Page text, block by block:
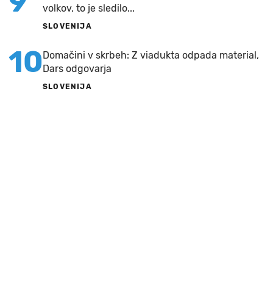
volkov, to je sledilo...
SLOVENIJA
10Domačini v skrbeh: Z viadukta odpada material,
Dars odgovarja
SLOVENIJA